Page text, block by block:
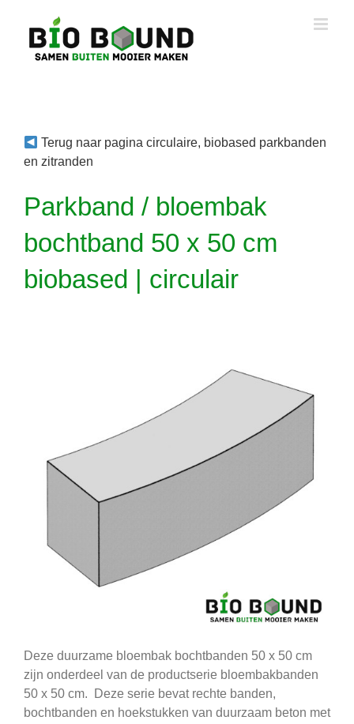
inhoud
Terug naar pagina circulaire, biobased parkbanden
en zitranden
Parkband / bloembak
bochtband 50 x 50 cm
biobased | circulair
Deze duurzame bloembak bochtbanden 50 x 50 cm
zijn onderdeel van de productserie bloembakbanden
50 x 50 cm. Deze serie bevat rechte banden,
bochtbanden en hoekstukken van duurzaam beton met